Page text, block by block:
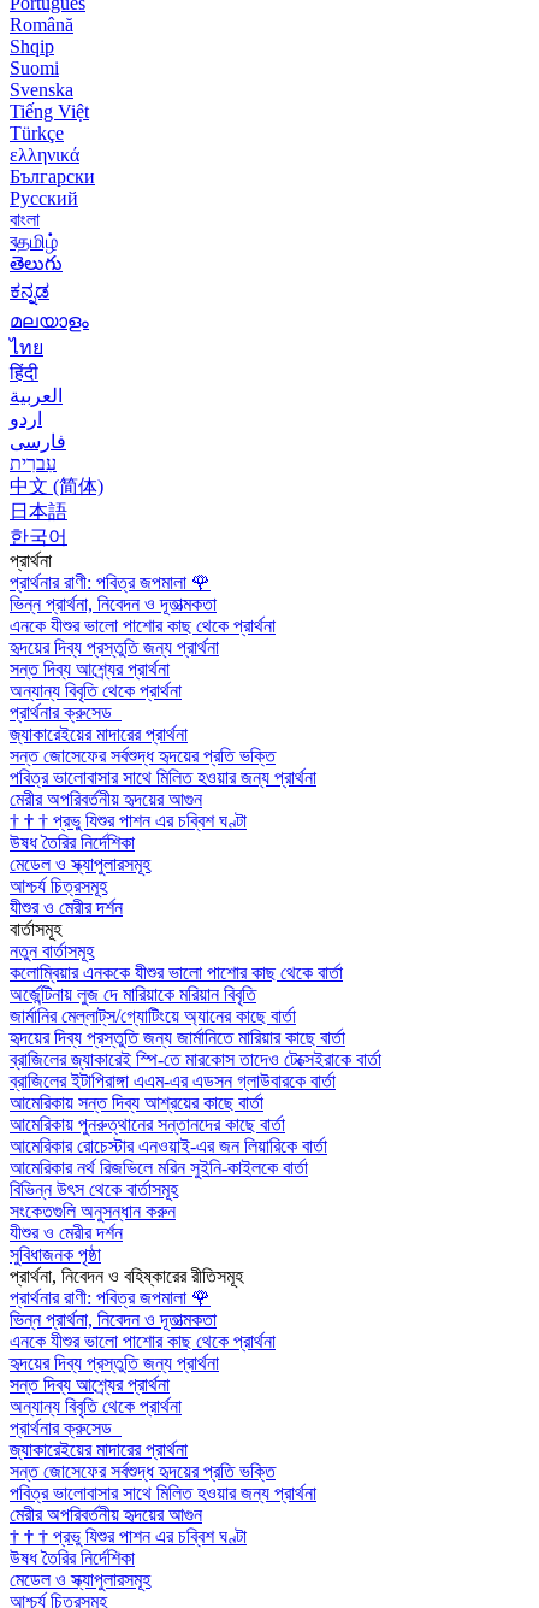
Română
Shqip
Suomi
Svenska
Tiếng Việt
Türkçe
ελληνικά
Български
Русский
বাংলা
বதமிழ்
తెలుగు
ಕನ್ನಡ
മലയാളം
ไทย
हिंदी
العربية
اردو
فارسی
עִברִית
中文 (简体)
日本語
한국어
প্রার্থনা
প্রার্থনার রাণী: পবিত্র জপমালা 🌹
ভিন্ন প্রার্থনা, নিবেদন ও দূতাত্মকতা
এনকে যীশুর ভালো পাশোর কাছ থেকে প্রার্থনা
হৃদয়ের দিব্য প্রস্তুতি জন্য প্রার্থনা
সন্ত দিব্য আশ্র্যের প্রার্থনা
অন্যান্য বিবৃতি থেকে প্রার্থনা
প্রার্থনার ক্রুসেড
জ্যাকারেইয়ের মাদারের প্রার্থনা
সন্ত জোসেফের সর্বশুদ্ধ হৃদয়ের প্রতি ভক্তি
পবিত্র ভালোবাসার সাথে মিলিত হওয়ার জন্য প্রার্থনা
মেরীর অপরিবর্তনীয় হৃদয়ের আগুন
† † † প্রভু যিশুর পাশন এর চব্বিশ ঘণ্টা
উষধ তৈরির নির্দেশিকা
মেডেল ও স্ক্যাপুলারসমূহ
আশ্চর্য চিত্রসমূহ
যীশুর ও মেরীর দর্শন
বার্তাসমূহ
নতুন বার্তাসমূহ
কলোম্বিয়ার এনককে যীশুর ভালো পাশোর কাছ থেকে বার্তা
অর্জেন্টিনায় লুজ দে মারিয়াকে মরিয়ান বিবৃতি
জার্মানির মেল্লাট্‌স/গ্যোটিংয়ে অ্যানের কাছে বার্তা
হৃদয়ের দিব্য প্রস্তুতি জন্য জার্মানিতে মারিয়ার কাছে বার্তা
ব্রাজিলের জ্যাকারেই স্পি-তে মারকোস তাদেও টেক্সেইরাকে বার্তা
ব্রাজিলের ইটাপিরাঙ্গা এএম-এর এডসন গ্লাউবারকে বার্তা
আমেরিকায় সন্ত দিব্য আশ্রয়ের কাছে বার্তা
আমেরিকায় পুনরুত্থানের সন্তানদের কাছে বার্তা
আমেরিকার রোচেস্টার এনওয়াই-এর জন লিয়ারিকে বার্তা
আমেরিকার নর্থ রিজভিলে মরিন সুইনি-কাইলকে বার্তা
বিভিন্ন উৎস থেকে বার্তাসমূহ
সংকেতগুলি অনুসন্ধান করুন
যীশুর ও মেরীর দর্শন
সুবিধাজনক পৃষ্ঠা
প্রার্থনা, নিবেদন ও বহিষ্কারের রীতিসমূহ
প্রার্থনার রাণী: পবিত্র জপমালা 🌹
ভিন্ন প্রার্থনা, নিবেদন ও দূতাত্মকতা
এনকে যীশুর ভালো পাশোর কাছ থেকে প্রার্থনা
হৃদয়ের দিব্য প্রস্তুতি জন্য প্রার্থনা
সন্ত দিব্য আশ্র্যের প্রার্থনা
অন্যান্য বিবৃতি থেকে প্রার্থনা
প্রার্থনার ক্রুসেড
জ্যাকারেইয়ের মাদারের প্রার্থনা
সন্ত জোসেফের সর্বশুদ্ধ হৃদয়ের প্রতি ভক্তি
পবিত্র ভালোবাসার সাথে মিলিত হওয়ার জন্য প্রার্থনা
মেরীর অপরিবর্তনীয় হৃদয়ের আগুন
† † † প্রভু যিশুর পাশন এর চব্বিশ ঘণ্টা
উষধ তৈরির নির্দেশিকা
মেডেল ও স্ক্যাপুলারসমূহ
আশ্চর্য চিত্রসমূহ